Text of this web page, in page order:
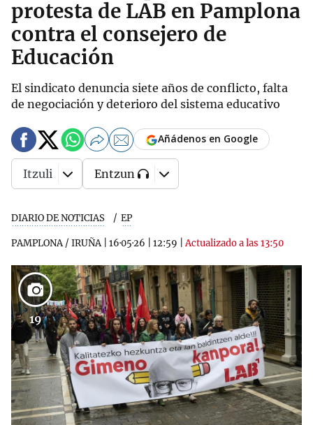
protesta de LAB en Pamplona
contra el consejero de
Educación
El sindicato denuncia siete años de conflicto, falta
de negociación y deterioro del sistema educativo
DIARIO DE NOTICIAS EP
PAMPLONA / IRUÑA| 16·05·26 12:59 |Actualizado a las 13:50
Añádenos en Google
Itzuli Entzun
19